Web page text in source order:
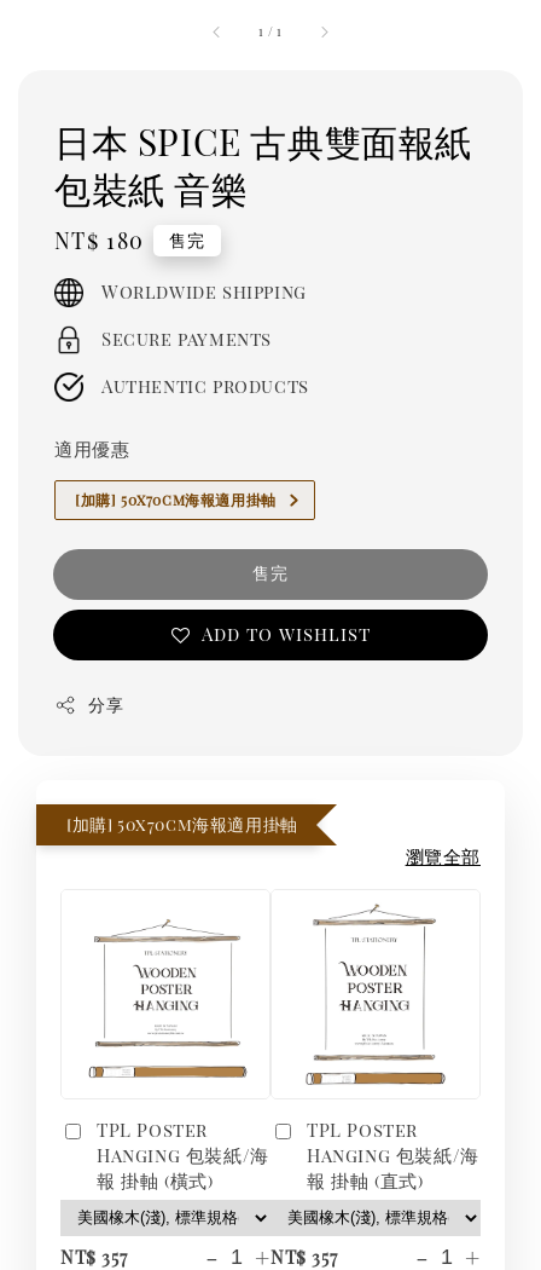
1 /1
日本 SPICE 古典雙面報紙
包裝紙 音樂
Regular
price
NT$ 180 售完
Worldwide shipping
Secure payments
Authentic products
適用優惠
[加購] 50x70cm海報適用掛軸
售完
Add to wishlist
分享
[加購] 50x70cm海報適用掛軸
瀏覽全部
TPL Poster
Hanging 包裝紙/海
報 掛軸 (橫式)
NT$ 357
- +
TPL Poster
Hanging 包裝紙/海
報 掛軸 (直式)
NT$ 357
- +